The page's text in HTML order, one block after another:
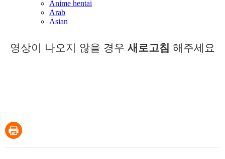
영상이 나오지 않을 경우 새로고침 해주세요